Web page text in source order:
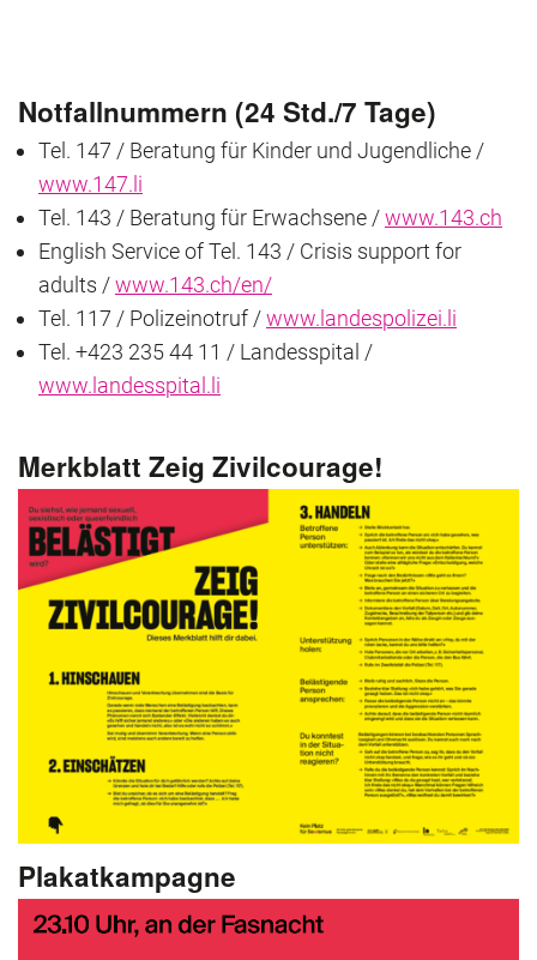
Notfallnummern (24 Std./7 Tage)
Tel. 147 / Beratung für Kinder und Jugendliche /
www.147.li
Tel. 143 / Beratung für Erwachsene /www.143.ch
English Service of Tel. 143 / Crisis support for
adults /www.143.ch/en/
Tel. 117 / Polizeinotruf /www.landespolizei.li
Tel. +423 235 44 11 / Landesspital /
www.landesspital.li
Merkblatt Zeig Zivilcourage!
Plakatkampagne